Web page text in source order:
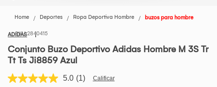
Home Deportes Ropa Deportiva Hombre buzos para hombre
ADIDAS2840415
Conjunto Buzo Deportivo Adidas Hombre M 3S Tr
Tt Ts Ji8859 Azul
5.0 Lea
(1)